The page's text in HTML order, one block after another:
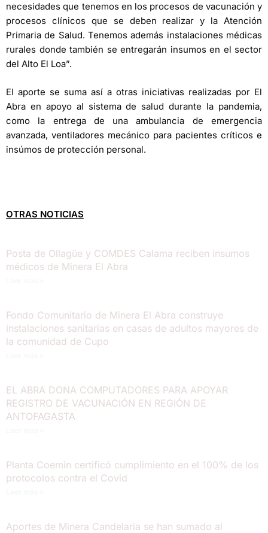
necesidades que tenemos en los procesos de vacunación y
procesos clínicos que se deben realizar y la Atención
Primaria de Salud. Tenemos además instalaciones médicas
rurales donde también se entregarán insumos en el sector
del Alto El Loa”.
El aporte se suma así a otras iniciativas realizadas por El
Abra en apoyo al sistema de salud durante la pandemia,
como la entrega de una ambulancia de emergencia
avanzada, ventiladores mecánico para pacientes críticos e
insúmos de protección personal.
OTRAS NOTICIAS
Posta de Ollagüe y COMDES Calama reciben insumos
médicos de Minera El Abra
Fondo Comunitario de Minera El Abra construye
instalaciones sanitarias en casas de adultos mayores de
la comunidad de Cupo
EL ABRA DONA COMPUTADORES PARA APOYAR
REGISTRO DE VACUNACIÓN EN REGIÓN DE
ANTOFAGASTA
Planta Coemin certificó cumplimiento en el 100% de los
protocolos contra el Covid
Aportes de Minera Candelaria se han sumado al